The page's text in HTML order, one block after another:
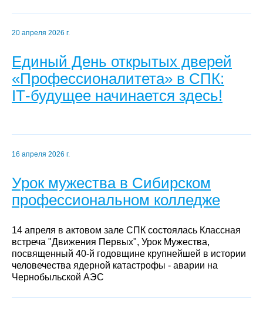
20 апреля 2026 г.
Единый День открытых дверей
«Профессионалитета» в СПК:
IT‑будущее начинается здесь!
16 апреля 2026 г.
Урок мужества в Сибирском
профессиональном колледже
14 апреля в актовом зале СПК состоялась Классная
встреча "Движения Первых", Урок Мужества,
посвященный 40-й годовщине крупнейшей в истории
человечества ядерной катастрофы - аварии на
Чернобыльской АЭС